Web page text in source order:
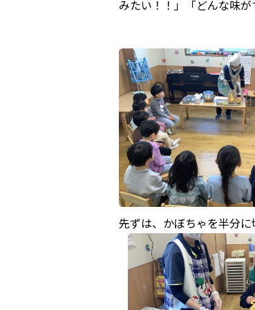
みたい！！」「どんな味
先ずは、かぼちゃを半分に